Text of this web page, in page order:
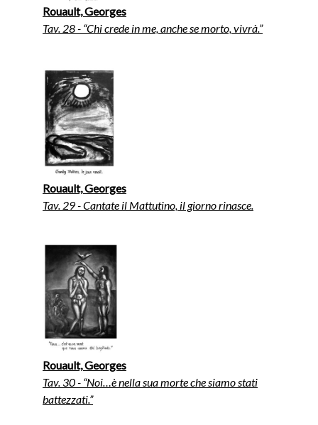
Rouault, Georges
Tav. 28 - “Chi crede in me, anche se morto, vivrà.”
Rouault, Georges
Tav. 29 - Cantate il Mattutino, il giorno rinasce.
Rouault, Georges
Tav. 30 - “Noi…è nella sua morte che siamo stati
battezzati.”